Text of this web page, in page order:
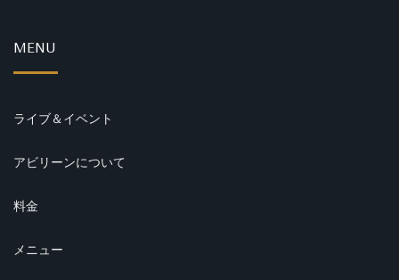
MENU
ライブ＆イベント
アビリーンについて
料金
メニュー